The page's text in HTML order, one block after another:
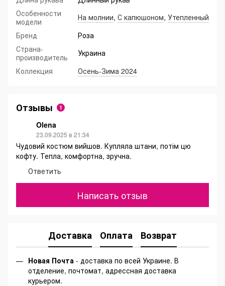
Особенности
модели
На молнии, С капюшоном, Утепленный
Бренд
Роза
Страна-
производитель
Украина
Коллекция
Осень-Зима 2024
Отзывы 1
Olena
23.09.2025 в 21:34
Чудовий костюм вийшов. Купляла штани, потім цю
кофту. Тепла, комфортна, зручна.
Ответить
Написать отзыв
Доставка Оплата Возврат
Новая Почта - доставка по всей Украине. В
отделение, почтомат, адрессная доставка
курьером.